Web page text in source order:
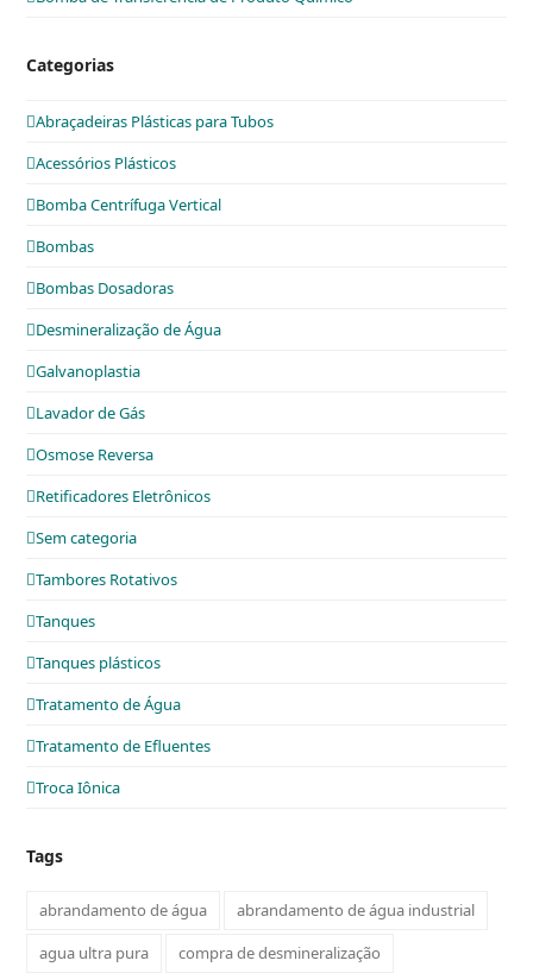
Categorias
Abraçadeiras Plásticas para Tubos
Acessórios Plásticos
Bomba Centrífuga Vertical
Bombas
Bombas Dosadoras
Desmineralização de Água
Galvanoplastia
Lavador de Gás
Osmose Reversa
Retificadores Eletrônicos
Sem categoria
Tambores Rotativos
Tanques
Tanques plásticos
Tratamento de Água
Tratamento de Efluentes
Troca Iônica
Tags
abrandamento de água
abrandamento de água industrial
agua ultra pura
compra de desmineralização